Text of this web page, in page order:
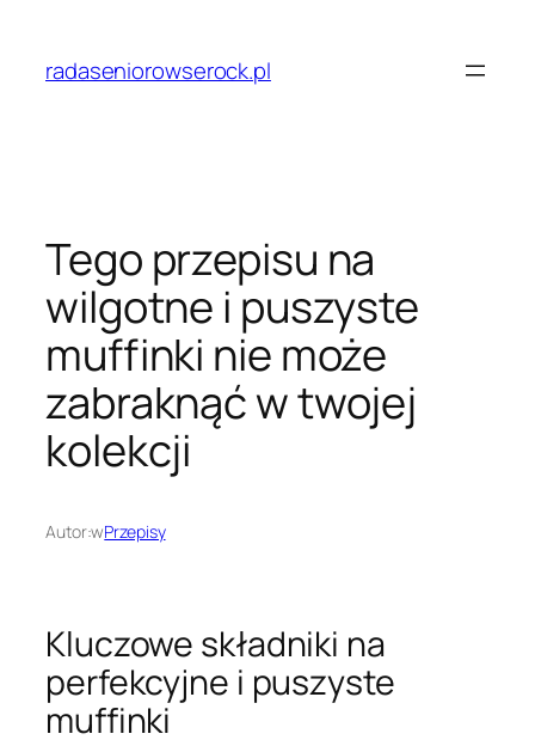
treściradaseniorowserock.pl
Tego przepisu na
wilgotne i puszyste
muffinki nie może
zabraknąć w twojej
kolekcji
Autor:wPrzepisy
Kluczowe składniki na
perfekcyjne i puszyste
muffinki